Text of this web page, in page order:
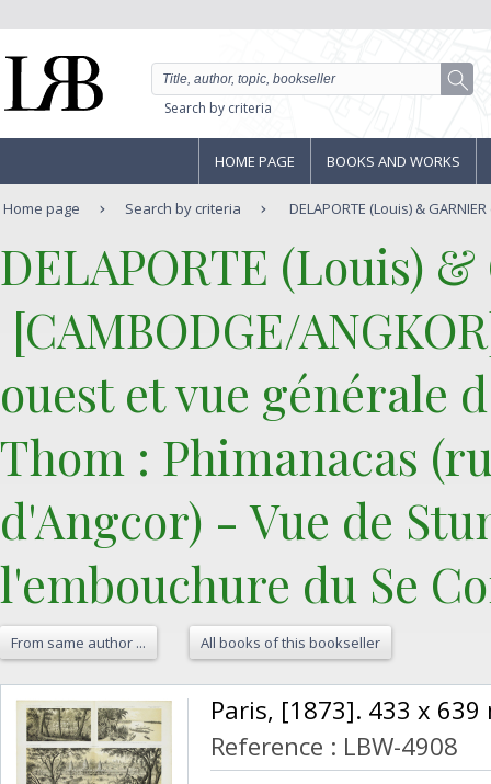
Search by criteria
HOME PAGE BOOKS AND WORKS
Home page Search by criteria DELAPORTE (Louis) &
‎DELAPORTE (Louis)
[CAMBODGE/
ouest et vue générale
Thom : Phimanacas
d'Angcor) - Vue de
l'embouchure du Se
From same author ... All books of this bookseller
‎Paris, [1873]. 433 x 639
Reference : LBW-4908